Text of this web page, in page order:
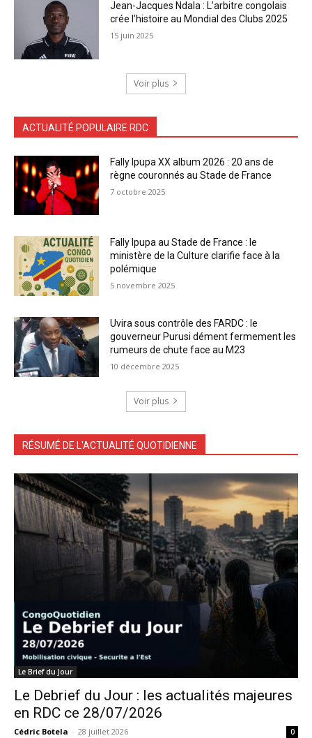
Jean-Jacques Ndala : L’arbitre congolais
crée l’histoire au Mondial des Clubs 2025
15 juin 2025
Voir plus
ACTUALITÉ POPULAIRE RDC
Fally Ipupa XX album 2026 : 20 ans de
règne couronnés au Stade de France
7 octobre 2025
Fally Ipupa au Stade de France : le
ministère de la Culture clarifie face à la
polémique
5 novembre 2025
Uvira sous contrôle des FARDC : le
gouverneur Purusi dément fermement les
rumeurs de chute face au M23
10 décembre 2025
Voir plus
RÉSUMÉ DE L'ACTUALITÉ QUOTIDIENNE
Le Brief du Jour
Le Debrief du Jour : les actualités majeures
en RDC ce 28/07/2026
Cédric Botela - 28 juillet 2026 0